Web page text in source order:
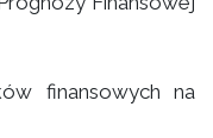
finansowych na